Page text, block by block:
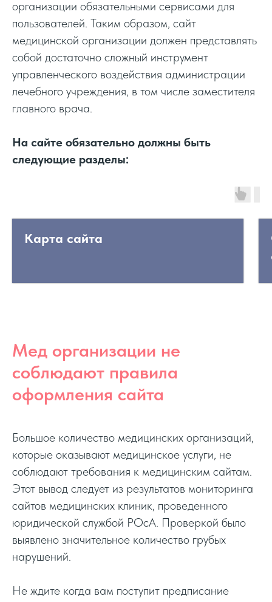
организации обязательными сервисами для
пользователей. Таким образом, сайт
медицинской организации должен представлять
собой достаточно сложный инструмент
управленческого воздействия администрации
лечебного учреждения, в том числе заместителя
главного врача.
На сайте обязательно должны быть
следующие разделы:
Карта сайта
Мед организации не
соблюдают правила
оформления сайта
Большое количество медицинских организаций,
которые оказывают медицинское услуги, не
соблюдают требования к медицинским сайтам.
Этот вывод следует из результатов мониторинга
сайтов медицинских клиник, проведенного
юридической службой РОсА. Проверкой было
выявлено значительное количество грубых
нарушений.
Не ждите когда вам поступит предписание